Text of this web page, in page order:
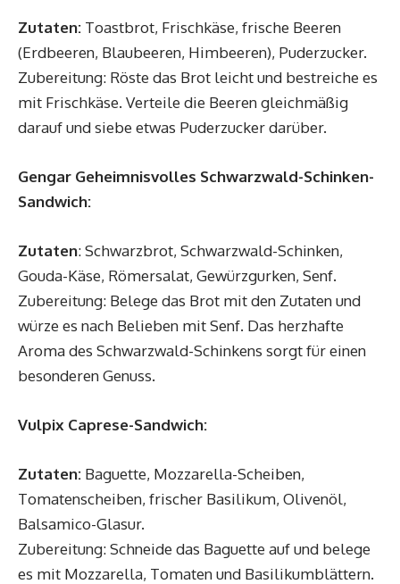
Zutaten: Toastbrot, Frischkäse, frische Beeren
(Erdbeeren, Blaubeeren, Himbeeren), Puderzucker.
Zubereitung: Röste das Brot leicht und bestreiche es
mit Frischkäse. Verteile die Beeren gleichmäßig
darauf und siebe etwas Puderzucker darüber.
Gengar Geheimnisvolles Schwarzwald-Schinken-
Sandwich:
Zutaten: Schwarzbrot, Schwarzwald-Schinken,
Gouda-Käse, Römersalat, Gewürzgurken, Senf.
Zubereitung: Belege das Brot mit den Zutaten und
würze es nach Belieben mit Senf. Das herzhafte
Aroma des Schwarzwald-Schinkens sorgt für einen
besonderen Genuss.
Vulpix Caprese-Sandwich:
Zutaten: Baguette, Mozzarella-Scheiben,
Tomatenscheiben, frischer Basilikum, Olivenöl,
Balsamico-Glasur.
Zubereitung: Schneide das Baguette auf und belege
es mit Mozzarella, Tomaten und Basilikumblättern.